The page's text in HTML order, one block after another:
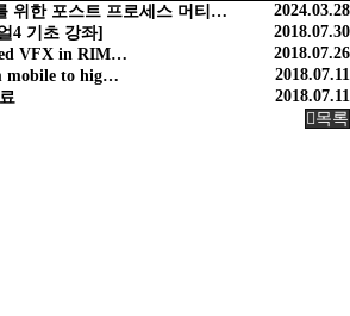
2024.03.28
위한 포스트 프로세스 머티…
2018.07.30
4 기초 강좌]
2018.07.26
VFX in RIM…
2018.07.11
mobile to hig…
2018.07.11
목록